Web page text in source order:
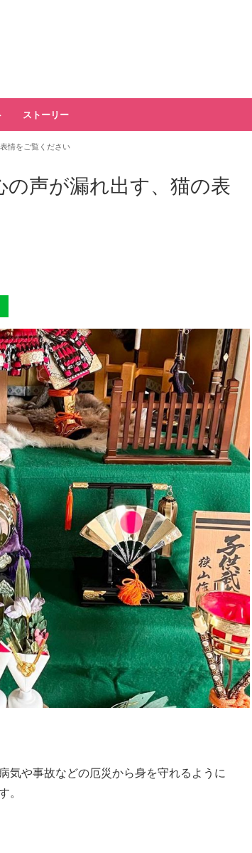
ストーリー
情をご覧ください
声が漏れ出す、猫の表
気や事故などの厄災から身を守れるように
。